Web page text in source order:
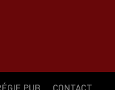
PUB CONTACT